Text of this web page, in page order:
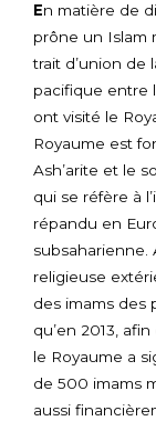
En matière de
prône un Islam
trait d’union de
pacifique entre
ont visité le
Royaume est
Ash’arite et le
qui se réfère à
répandu en
subsaharienne.
religieuse
des imams des
qu’en 2013,
le Royaume a
de 500 imams
aussi